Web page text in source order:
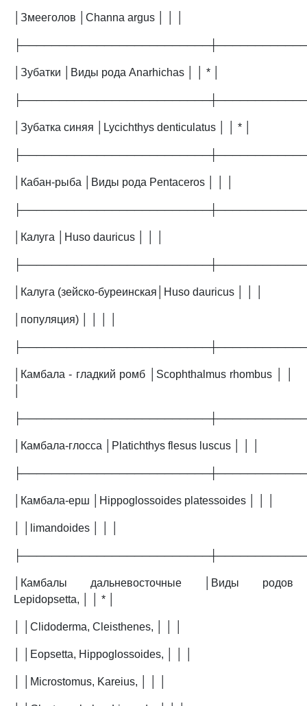
│Змееголов │Channa argus │ │ │
│Зубатки │Виды рода Anarhichas │ │ * │
│Зубатка синяя │Lycichthys denticulatus │ │ * │
│Кабан-рыба │Виды рода Pentaceros │ │ │
│Калуга │Huso dauricus │ │ │
│Калуга (зейско-буреинская│Huso dauricus │ │ │
│популяция) │ │ │ │
│Камбала - гладкий ромб │Scophthalmus rhombus │ │
│Камбала-глосса │Platichthys flesus luscus │ │ │
│Камбала-ерш │Hippoglossoides platessoides │ │ │
│ │limandoides │ │ │
│Камбалы дальневосточные │Виды родов
Lepidopsetta, │ │ * │
│ │Clidoderma, Cleisthenes, │ │ │
│ │Eopsetta, Hippoglossoides, │ │ │
│ │Microstomus, Kareius, │ │ │